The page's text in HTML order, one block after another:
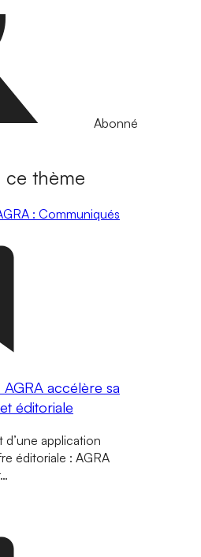
Abonné
ce thème
: Communiqués
accélère sa
éditoriale
application
éditoriale : AGRA